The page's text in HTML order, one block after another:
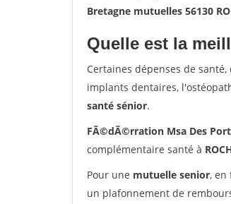
Bretagne mutuelles 56130
Quelle est la
Certaines dépenses de
implants dentaires,
santé sénior.
FÃ©dÃ©rration Msa Des
complémentaire santé à
Pour une mutuelle senior, en
un plafonnement de